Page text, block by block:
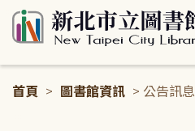
首頁 > 圖書館資訊 > 公告訊息